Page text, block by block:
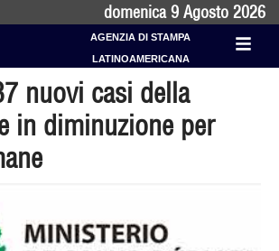
domenica 9 Agosto 2026
AGENZIA DI STAMPA
LATINOAMERICANA
nuovi casi della
in diminuzione per